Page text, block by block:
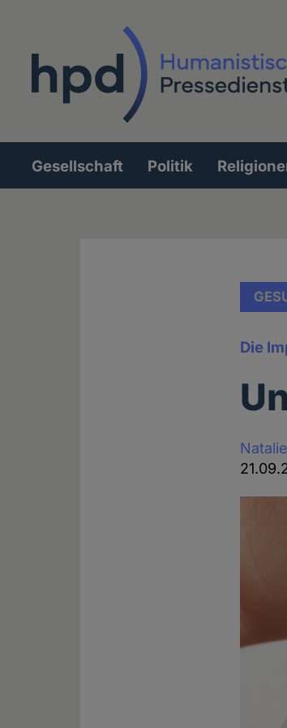
Hauptnavigation
Gesellschaft Politik
Die